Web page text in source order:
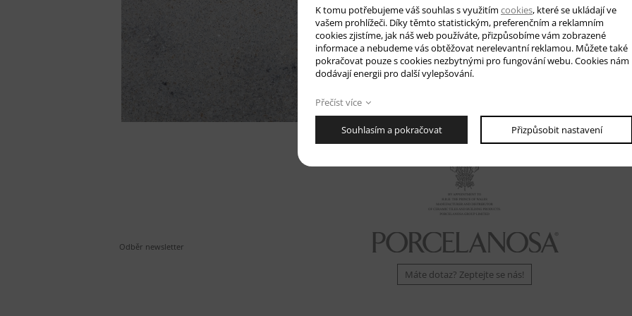
Chci zaslat vzorek Poptat cenu
Odběr newsletter
Máte dotaz? Zeptejte se nás!
K tomu potřebujeme váš souhlas s využitím cookies, které se ukládají ve
vašem prohlížeči. Díky těmto statistickým, preferenčním a reklamním
cookies zjistíme, jak náš web používáte, přizpůsobíme vám zobrazené
informace a nebudeme vás obtěžovat nerelevantní reklamou. Můžete také
pokračovat pouze s cookies nezbytnými pro fungování webu. Cookies nám
dodávají energii pro další vylepšování.
Přečíst více
Souhlasím a pokračovat Přizpůsobit nastavení